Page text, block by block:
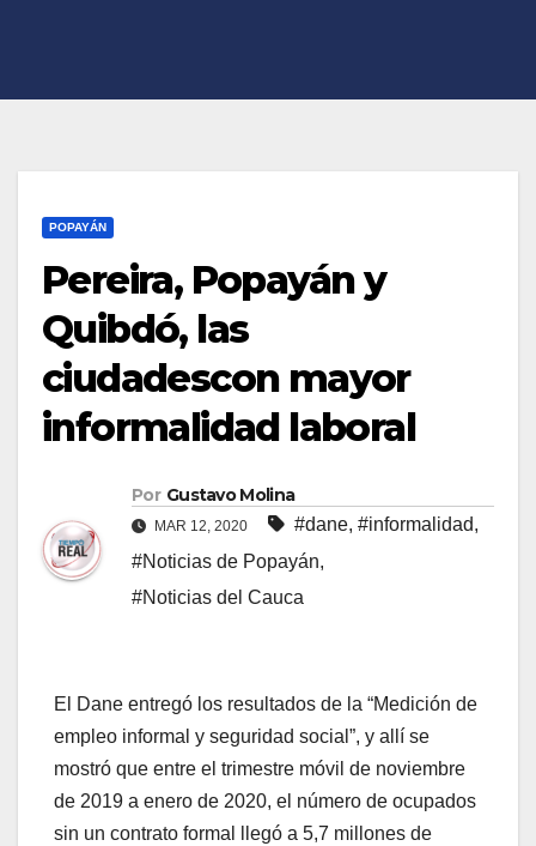
POPAYÁN
Pereira, Popayán y
Quibdó, las
ciudadescon mayor
informalidad laboral
Por Gustavo Molina
MAR 12, 2020 #dane, #informalidad,
#Noticias de Popayán,
#Noticias del Cauca
El Dane entregó los resultados de la “Medición de
empleo informal y seguridad social”, y allí se
mostró que entre el trimestre móvil de noviembre
de 2019 a enero de 2020, el número de ocupados
sin un contrato formal llegó a 5,7 millones de